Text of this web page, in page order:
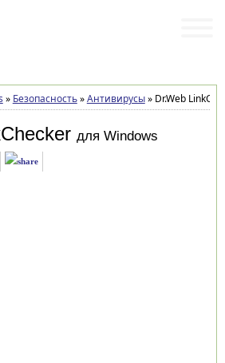
» Безопасность»Антивирусы»Dr.Web
для Windows